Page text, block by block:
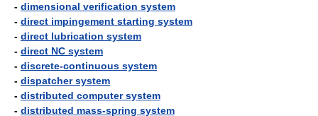
- dimensional verification system
- direct impingement starting system
- direct lubrication system
- direct NC system
- discrete-continuous system
- dispatcher system
- distributed computer system
- distributed mass-spring system